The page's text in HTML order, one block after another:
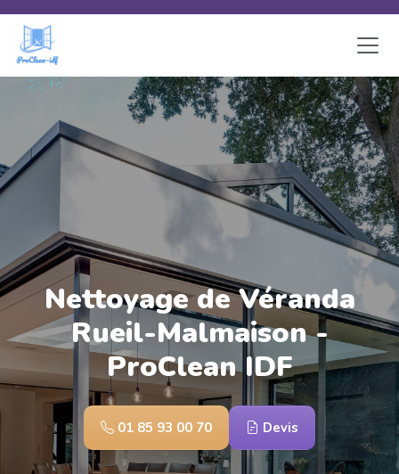
Skip to main content
Nettoyage de Véranda
Rueil-Malmaison -
ProClean IDF
01 85 93 00 70 Devis